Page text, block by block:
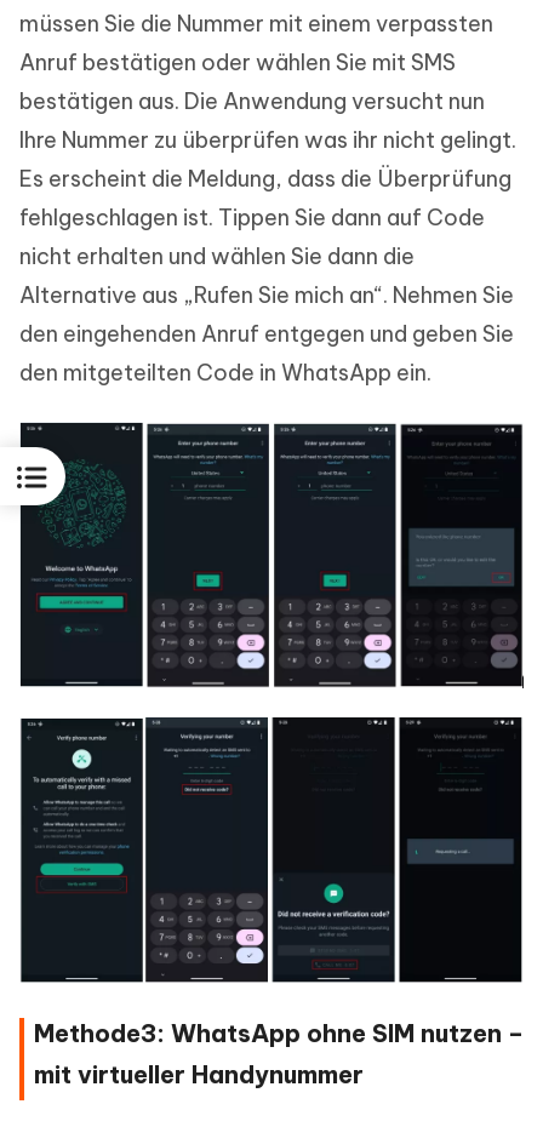
müssen Sie die Nummer mit einem verpassten
Anruf bestätigen oder wählen Sie mit SMS
bestätigen aus. Die Anwendung versucht nun
Ihre Nummer zu überprüfen was ihr nicht gelingt.
Es erscheint die Meldung, dass die Überprüfung
fehlgeschlagen ist. Tippen Sie dann auf Code
nicht erhalten und wählen Sie dann die
Alternative aus „Rufen Sie mich an“. Nehmen Sie
den eingehenden Anruf entgegen und geben Sie
den mitgeteilten Code in WhatsApp ein.
Methode3: WhatsApp ohne SIM nutzen –
mit virtueller Handynummer